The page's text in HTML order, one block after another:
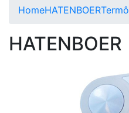
HomeHATENBOER
HATENBOER